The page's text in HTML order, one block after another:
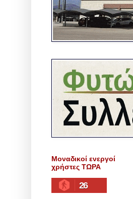
Μοναδικοί ενεργοί
χρήστες ΤΩΡΑ
26